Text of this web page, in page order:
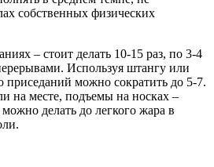
собственных физических
– стоит делать 10-15 раз, по 3-4
Используя штангу или
приседаний можно сократить до 5-7.
на месте, подъемы на носках –
делать до легкого жара в